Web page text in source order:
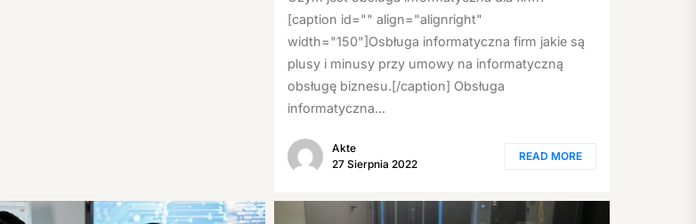
[caption id="" align="alignright"
width="150"]Osbługa informatyczna firm jakie są
plusy i minusy przy umowy na informatyczną
obsługę biznesu.[/caption] Obsługa
informatyczna...
Akte
27 Sierpnia 2022
READ MORE